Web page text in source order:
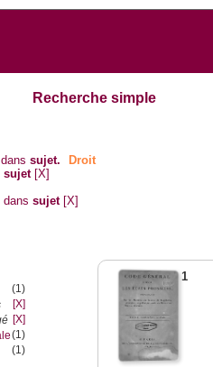
Recherche simple
danssujet.
Droit
sujet [X]
danssujet [X]
(1)
[X]
[X]
(1)
(1)
1